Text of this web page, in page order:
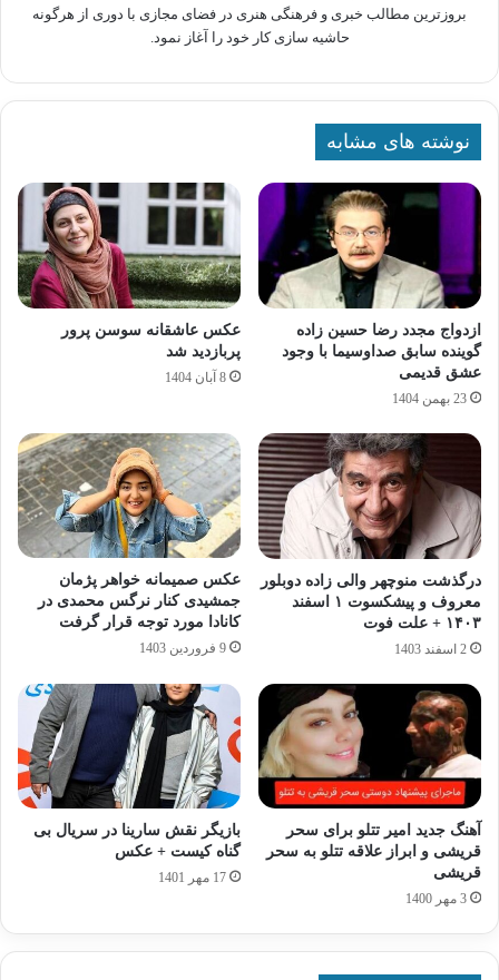
بروزترین مطالب خبری و فرهنگی هنری در فضای مجازی با دوری از هرگونه
حاشیه سازی کار خود را آغاز نمود.
نوشته های مشابه
ازدواج مجدد رضا حسین‌ زاده
گوینده سابق صداوسیما با وجود
عشق قدیمی
23 بهمن 1404
عکس عاشقانه سوسن پرور
پربازدید شد
8 آبان 1404
درگذشت منوچهر والی‌ زاده دوبلور
معروف و پیشکسوت ۱ اسفند
۱۴۰۳ + علت فوت
2 اسفند 1403
عکس صمیمانه خواهر پژمان
جمشیدی کنار نرگس محمدی در
کانادا مورد توجه قرار گرفت
9 فروردین 1403
آهنگ جدید امیر تتلو برای سحر
قریشی و ابراز علاقه تتلو به سحر
قریشی
3 مهر 1400
بازیگر نقش سارینا در سریال بی
گناه کیست + عکس
17 مهر 1401